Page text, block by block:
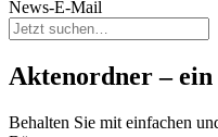
News-E-Mail
Aktenordner –
Behalten Sie mit einfachen